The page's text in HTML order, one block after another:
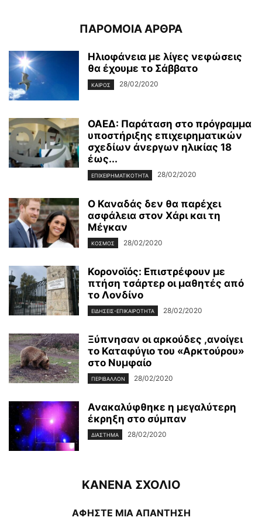
ΠΑΡΟΜΟΙΑ ΑΡΘΡΑ
Ηλιοφάνεια με λίγες νεφώσεις
θα έχουμε το Σάββατο
ΚΑΙΡΌΣ 28/02/2020
ΟΑΕΔ: Παράταση στο πρόγραμμα
υποστήριξης επιχειρηματικών
σχεδίων άνεργων ηλικίας 18
έως...
ΕΠΙΧΕΙΡΗΜΑΤΙΚΌΤΗΤΑ 28/02/2020
Ο Καναδάς δεν θα παρέχει
ασφάλεια στον Χάρι και τη
Μέγκαν
ΚΌΣΜΟΣ 28/02/2020
Κορονοϊός: Επιστρέφουν με
πτήση τσάρτερ οι μαθητές από
το Λονδίνο
ΕΙΔΉΣΕΙΣ-ΕΠΙΚΑΙΡΌΤΗΤΑ 28/02/2020
Ξύπνησαν οι αρκούδες ,ανοίγει
το Καταφύγιο του «Αρκτούρου»
στο Νυμφαίο
ΠΕΡΙΒΆΛΛΟΝ 28/02/2020
Ανακαλύφθηκε η μεγαλύτερη
έκρηξη στο σύμπαν
ΔΙΆΣΤΗΜΑ 28/02/2020
ΚΑΝΕΝΑ ΣΧΟΛΙΟ
ΑΦΗΣΤΕ ΜΙΑ ΑΠΑΝΤΗΣΗ